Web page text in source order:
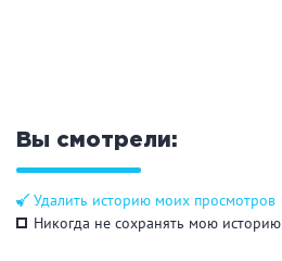
Вы смотрели:
Удалить историю моих просмотров
Никогда не сохранять мою историю